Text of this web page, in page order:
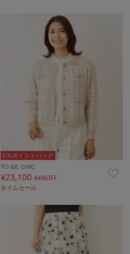
5％ポイントバック
TO BE CHIC
¥23,10044%OFF
タイムセール